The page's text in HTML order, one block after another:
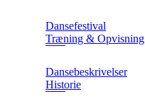
Dansefestival
Træning & Opvisning
Dansebeskrivelser
Historie